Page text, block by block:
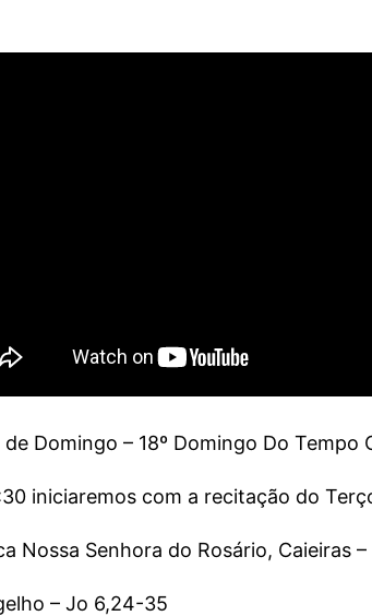
de Domingo – 18º Domingo Do Tempo
iniciaremos com a recitação do
Nossa Senhora do Rosário, Caieiras –
– Jo 6,24-35